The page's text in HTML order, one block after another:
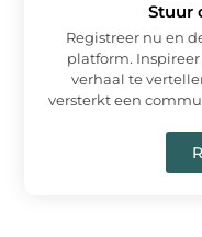
Stuur
Registreer nu en
platform.
verhaal te
versterkt een